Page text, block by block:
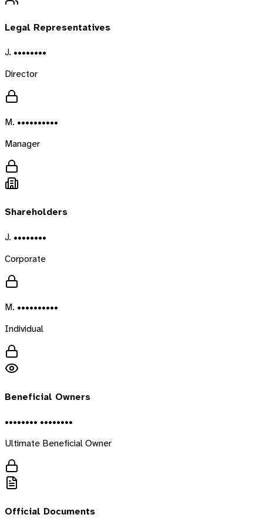
Legal Representatives
J. ••••••••
Director
M. ••••••••••
Manager
Shareholders
J. ••••••••
Corporate
M. ••••••••••
Individual
Beneficial Owners
•••••••• ••••••••
Ultimate Beneficial Owner
Official Documents